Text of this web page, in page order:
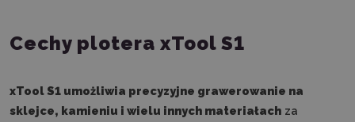
Cechy plotera xTool S1
xTool S1 umożliwia precyzyjne grawerowanie na
sklejce, kamieniu i wielu innych materiałach za